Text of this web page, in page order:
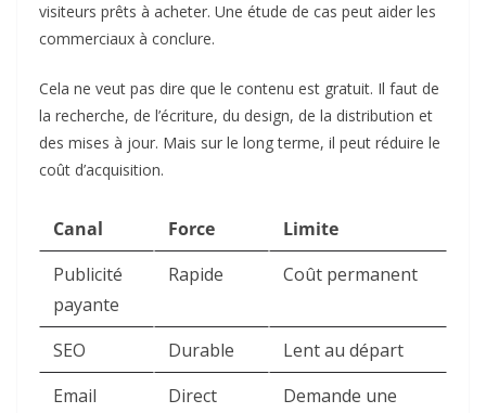
visiteurs prêts à acheter. Une étude de cas peut aider les
commerciaux à conclure.
Cela ne veut pas dire que le contenu est gratuit. Il faut de
la recherche, de l’écriture, du design, de la distribution et
des mises à jour. Mais sur le long terme, il peut réduire le
coût d’acquisition.
Canal Force
Limite
Publicité
payante
Rapide Coût permanent
SEO Durable
Lent au départ
Email
Direct
Demande une